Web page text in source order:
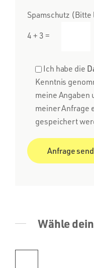
Spamschutz
4 + 3 =
Ich habe die
Kenntnis
meine Angaben
meiner Anfrage
gespeichert
Wähle